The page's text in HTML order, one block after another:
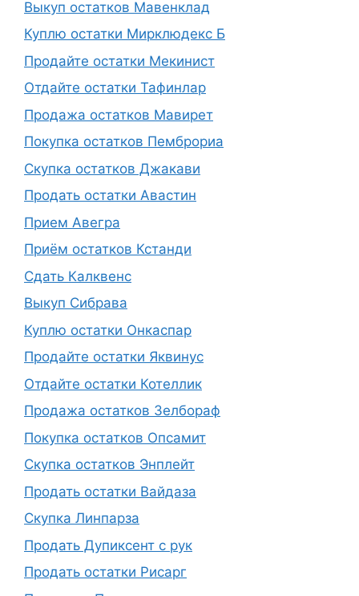
Выкуп остатков Мавенклад
Куплю остатки Мирклюдекс Б
Продайте остатки Мекинист
Отдайте остатки Тафинлар
Продажа остатков Мавирет
Покупка остатков Пемброриа
Скупка остатков Джакави
Продать остатки Авастин
Прием Авегра
Приём остатков Кстанди
Сдать Калквенс
Выкуп Сибрава
Куплю остатки Онкаспар
Продайте остатки Яквинус
Отдайте остатки Котеллик
Продажа остатков Зелбораф
Покупка остатков Опсамит
Скупка остатков Энплейт
Продать остатки Вайдаза
Скупка Линпарза
Продать Дупиксент с рук
Продать остатки Рисарг